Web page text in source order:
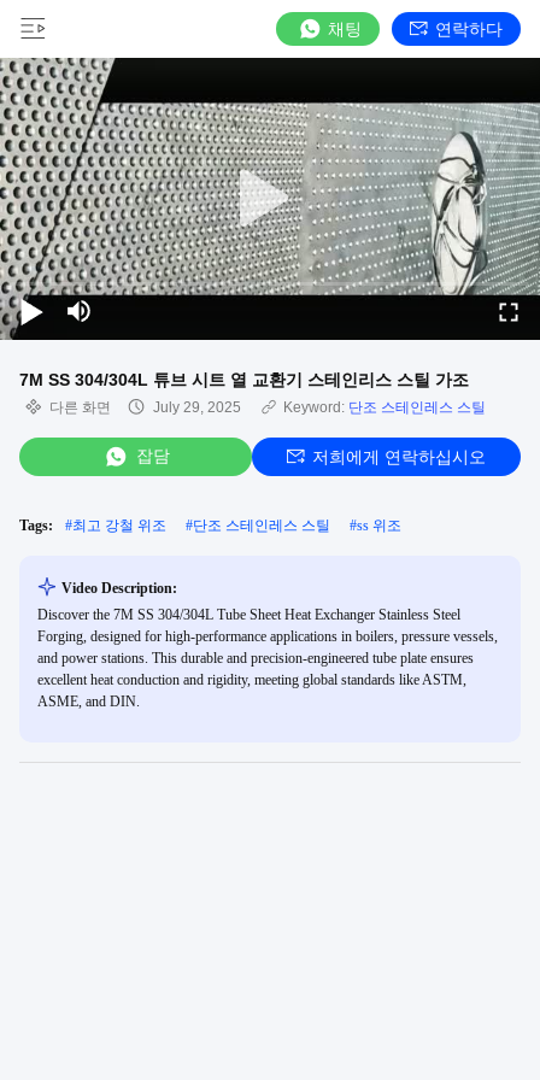
채팅 연락하다
7M SS 304/304L 튜브 시트 열 교환기 스테인리스 스틸 가조
다른 화면 July 29, 2025 Keyword: 단조 스테인레스 스틸
잡담 저희에게 연락하십시오
Tags: #최고 강철 위조 #단조 스테인레스 스틸 #ss 위조
Video Description:
Discover the 7M SS 304/304L Tube Sheet Heat Exchanger Stainless Steel
Forging, designed for high-performance applications in boilers, pressure vessels,
and power stations. This durable and precision-engineered tube plate ensures
excellent heat conduction and rigidity, meeting global standards like ASTM,
ASME, and DIN.